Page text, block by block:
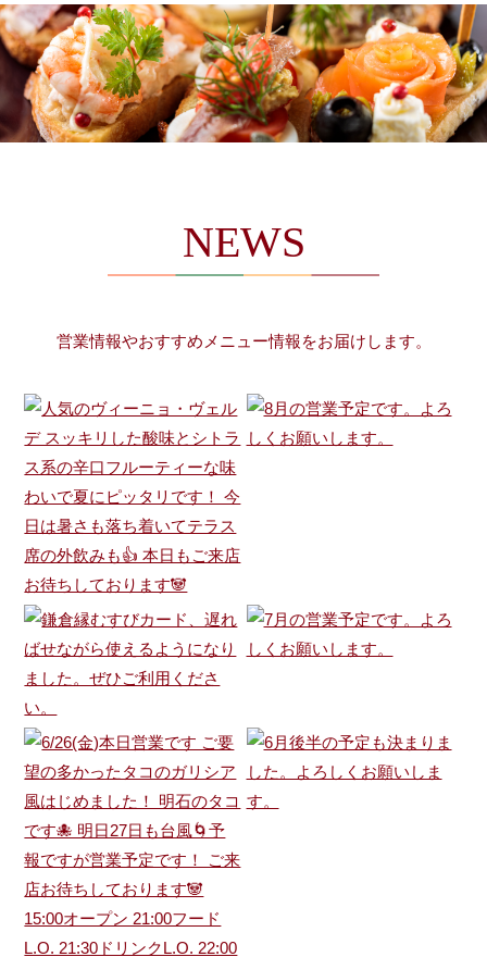
NEWS
営業情報やおすすめメニュー情報をお届けします。